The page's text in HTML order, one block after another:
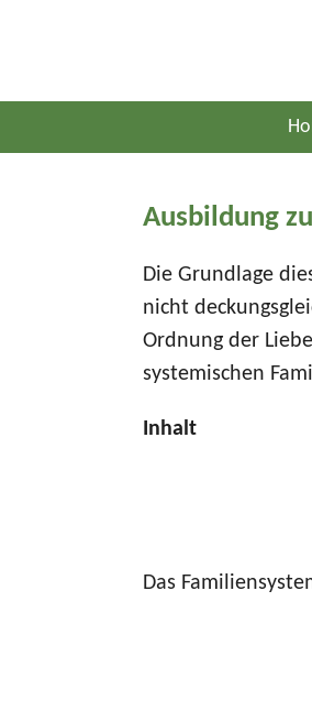
Ausbildung
Die Grundlage
nicht
Ordnung der
systemischen
Inhalt
Das